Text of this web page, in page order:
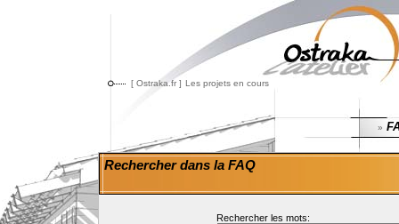
[ Ostraka.fr ] Les projets en cours
»
Rechercher dans la FAQ
Rechercher les mots: